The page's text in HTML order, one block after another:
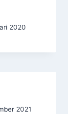
2020
2021